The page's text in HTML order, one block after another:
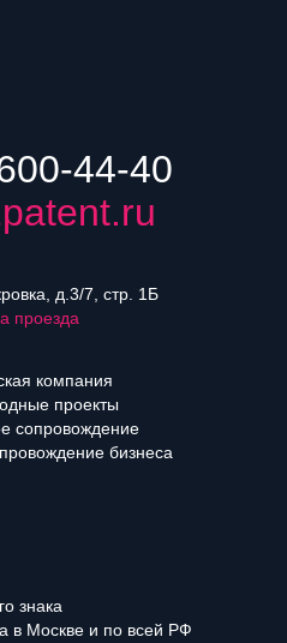
44-40
д.3/7, стр. 1Б
проезда
компания
проекты
сопровождение
бизнеса
знака
в Москве и по всей РФ